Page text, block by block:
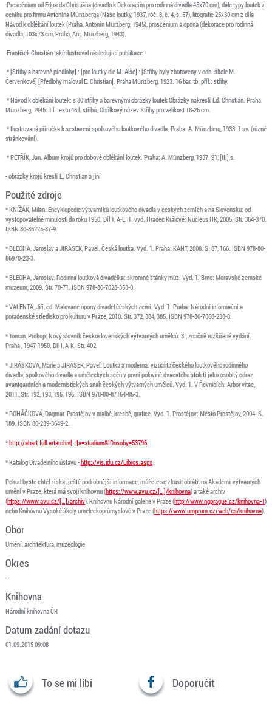
Proscénium od Eduarda Christiána (divadlo k Dekoracím pro rodinná divadla 45x70 cm), dále typy loutek z
ceníku pro firmu Antonína Münzberga (Naše loutky, 1937, roč. 8, č. 4, s. 57), litografie 25x30 cm z díla
Návod k oblékání loutek (Praha, Antonín Mürzberg, 1945), proscénium a opona (dekorace pro rodinná
divadla, 103x73 cm, Praha, Ant. Mürzberg, 1943).
František Christián také ilustroval následující publikace:
* [Střihy a barevné předlohy] : [pro loutky dle M. Alše] : [Střihy byly zhotoveny v odb. škole M.
Červenkové] [Předlohy maloval E. Christian]. Praha Münzberg, 1923. 16 bar. tb. příl.: střihy.
* Návod k oblékání loutek: s 80 střihy a barevnými obrázky loutek Obrázky nakreslil Ed. Christián. Praha
Münzberg, 1945. 1 l. textu 46 l. střihů. Obálkový název Střihy pro velikost 18-25 cm.
* Ilustrovaná příručka k sestavení spolkového loutkového divadla. Praha: A. Münzberg, 1933. 1 sv. (různé
stránkování).
* PETŘÍK, Jan. Album krojů pro dobové oblékání loutek. Praha: A. Münzberg, 1937. 91, [III] s.
- obrázky krojů kreslil E. Christian a jiní
Použité zdroje
* KNÍŽÁK, Milan. Encyklopedie výtvarníků loutkového divadla v českých zemích a na Slovensku: od
vystopovatelné minulosti do roku 1950. Díl 1, A-L. 1. vyd. Hradec Králové: Nucleus HK, 2005. Str. 364-370.
ISBN 80-86225-87-9.
* BLECHA, Jaroslav a JIRÁSEK, Pavel. Česká loutka. Vyd. 1. Praha: KANT, 2008. S. 87, 166. ISBN 978-80-
86970-23-3.
* BLECHA, Jaroslav. Rodinná loutková divadélka: skromné stánky múz. Vyd. 1. Brno: Moravské zemské
muzeum, 2009. Str. 70-71. ISBN 978-80-7028-353-0.
* VALENTA, Jiří, ed. Malované opony divadel českých zemí. Vyd. 1. Praha: Národní informační a
poradenské středisko pro kulturu v Praze, 2010. Str. 372, 384, 385. ISBN 978-80-7068-238-8.
* Toman, Prokop: Nový slovník československých výtvarných umělců: 3., značně rozšířené vydání.
Praha , 1947-1950. Díl I, A-K. Str. 402.
* JIRÁSKOVÁ, Marie a JIRÁSEK, Pavel. Loutka a moderna: vizualita českého loutkového rodinného
divadla, spolkového divadla a uměleckých scén v první polovině dvacátého století jako osobitý odraz
avantgardních a modernistických snah českých výtvarných umělců. Vyd. 1. V Řevnicích: Arbor vitae,
2011. Str. 192, 193, 195, 196. ISBN 978-80-87164-85-3.
* ROHÁČKOVÁ, Dagmar. Prostějov v malbě, kresbě, grafice. Vyd. 1. Prostějov: Město Prostějov, 2004. S.
189. ISBN 80-239-3649-2.
*http://abart-full.artarchiv[…]a=studium&IDosoby=53796
* Katalog Divadelního ústavu -http://vis.idu.cz/Libros.aspx
Pokud byste chtěl získat ještě podrobnější informace, můžete se zkusit obrátit na Akademii výtvarných
umění v Praze, která má svoji knihovnu (https://www.avu.cz/[…]/knihovna) a také archiv
(https://www.avu.cz/[…]/archiv), Knihovnu Národní galerie v Praze (http://www.ngprague.cz/knihovna-1)
nebo Knihovnu Vysoké školy uměleckoprůmyslové v Praze (https://www.umprum.cz/web/cs/knihovna).
Obor
Umění, architektura, muzeologie
Okres
--
Knihovna
Národní knihovna ČR
Datum zadání dotazu
01.09.2015 09:08
To se mi líbí Doporučit